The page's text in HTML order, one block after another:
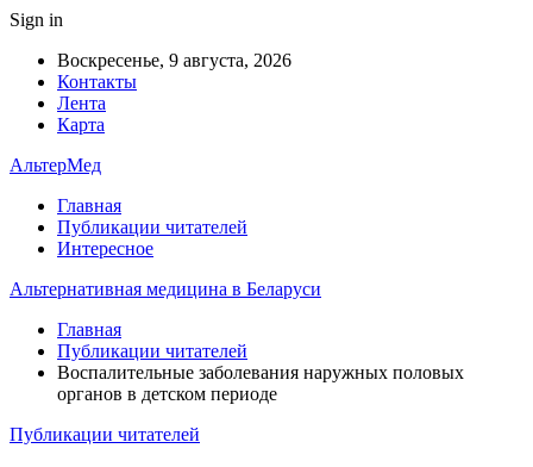
Sign in
Воскресенье, 9 августа, 2026
Контакты
Лента
Карта
АльтерМед
Главная
Публикации читателей
Интересное
Альтернативная медицина в Беларуси
Главная
Публикации читателей
Воспалительные заболевания наружных половых
органов в детском периоде
Публикации читателей